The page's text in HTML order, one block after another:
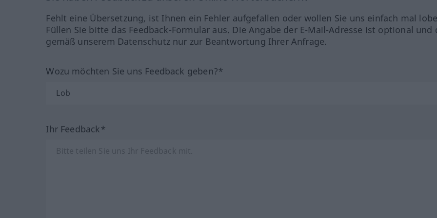
Fehlt eine Übersetzung, ist Ihnen ein Fehler aufgefallen oder wollen Sie uns einfach mal
Füllen Sie bitte das Feedback-Formular aus. Die Angabe der E-Mail-Adresse ist optional und
gemäß unserem Datenschutz nur zur Beantwortung Ihrer Anfrage.
Wozu möchten Sie uns Feedback geben?*
Ihr Feedback*